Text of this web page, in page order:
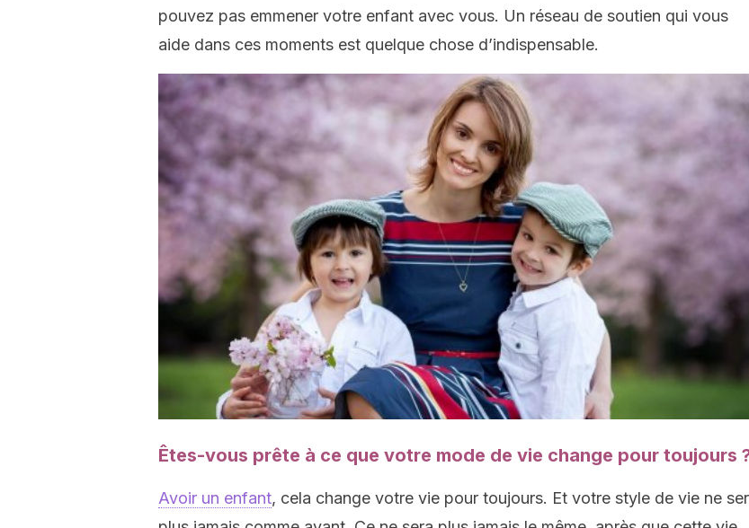
pouvez pas emmener votre enfant avec vous. Un réseau de soutien qui vous
aide dans ces moments est quelque chose d’indispensable.
Êtes-vous prête à ce que votre mode de vie change pour toujours
Avoir un enfant, cela change votre vie pour toujours. Et votre style de vie ne